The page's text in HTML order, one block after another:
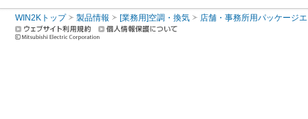
WIN2Kトップ 製品情報 [業務用]空調・換気 店舗・事務所用パッケージ